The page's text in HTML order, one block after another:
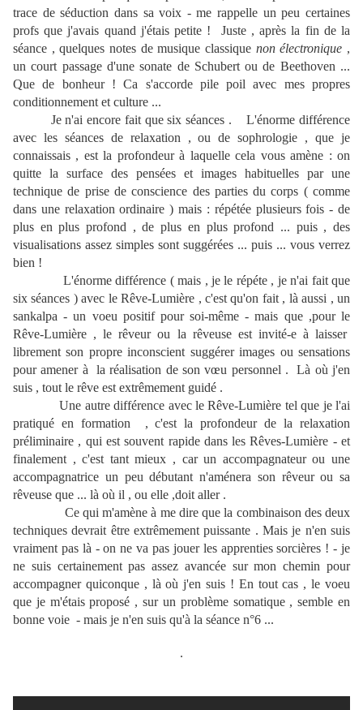
trace de séduction dans sa voix - me rappelle un peu certaines
profs que j'avais quand j'étais petite ! Juste , après la fin de la
séance , quelques notes de musique classique non électronique ,
un court passage d'une sonate de Schubert ou de Beethoven ...
Que de bonheur ! Ca s'accorde pile poil avec mes propres
conditionnement et culture ...
Je n'ai encore fait que six séances . L'énorme différence
avec les séances de relaxation , ou de sophrologie , que je
connaissais , est la profondeur à laquelle cela vous amène : on
quitte la surface des pensées et images habituelles par une
technique de prise de conscience des parties du corps ( comme
dans une relaxation ordinaire ) mais : répétée plusieurs fois - de
plus en plus profond , de plus en plus profond ... puis , des
visualisations assez simples sont suggérées ... puis ... vous verrez
bien !
L'énorme différence ( mais , je le répéte , je n'ai fait que
six séances ) avec le Rêve-Lumière , c'est qu'on fait , là aussi , un
sankalpa - un voeu positif pour soi-même - mais que ,pour le
Rêve-Lumière , le rêveur ou la rêveuse est invité-e à laisser
librement son propre inconscient suggérer images ou sensations
pour amener à la réalisation de son vœu personnel . Là où j'en
suis , tout le rêve est extrêmement guidé .
Une autre différence avec le Rêve-Lumière tel que je l'ai
pratiqué en formation , c'est la profondeur de la relaxation
préliminaire , qui est souvent rapide dans les Rêves-Lumière - et
finalement , c'est tant mieux , car un accompagnateur ou une
accompagnatrice un peu débutant n'aménera son rêveur ou sa
rêveuse que ... là où il , ou elle ,doit aller .
Ce qui m'amène à me dire que la combinaison des deux
techniques devrait être extrêmement puissante . Mais je n'en suis
vraiment pas là - on ne va pas jouer les apprenties sorcières ! - je
ne suis certainement pas assez avancée sur mon chemin pour
accompagner quiconque , là où j'en suis ! En tout cas , le voeu
que je m'étais proposé , sur un problème somatique , semble en
bonne voie - mais je n'en suis qu'à la séance n°6 ...
.